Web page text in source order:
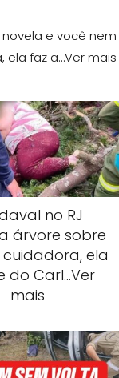
e você nem
ela faz a…Ver mais
no RJ
árvore sobre
ela
do Carl…Ver
mais